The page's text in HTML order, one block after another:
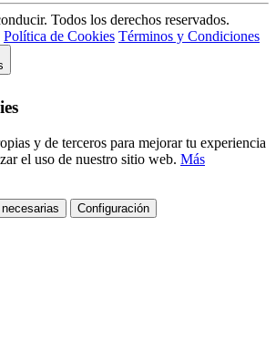
Todos los derechos reservados.
Política de Cookies Términos y Condiciones
y de terceros para mejorar tu experiencia
el uso de nuestro sitio web. Más
Configuración